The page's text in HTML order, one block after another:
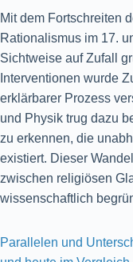
Mit dem Fortschreiten
Rationalismus im 17.
Sichtweise auf Zufall
Interventionen wurde
erklärbarer Prozess
und Physik trug dazu
zu erkennen, die
existiert. Dieser
zwischen religiösen
wissenschaftlich
Parallelen und